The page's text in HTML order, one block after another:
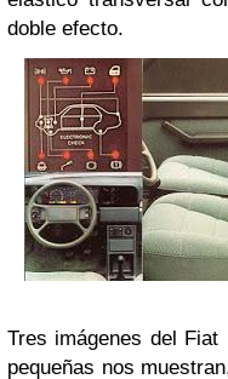
doble efecto.
Tres imágenes del
pequeñas nos